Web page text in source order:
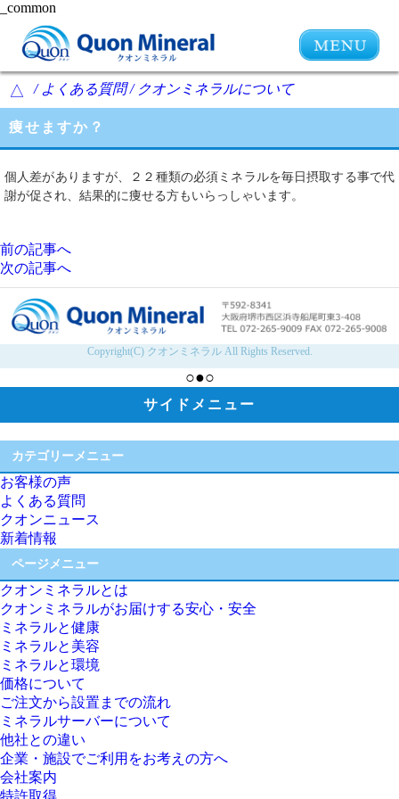
_common
△ / よくある質問 / クオンミネラルについて
痩せますか？
個人差がありますが、２２種類の必須ミネラルを毎日摂取する事で代
謝が促され、結果的に痩せる方もいらっしゃいます。
前の記事へ
次の記事へ
Copyright(C) クオンミネラル All Rights Reserved.
○●○
サイドメニュー
カテゴリーメニュー
お客様の声
よくある質問
クオンニュース
新着情報
ページメニュー
クオンミネラルとは
クオンミネラルがお届けする安心・安全
ミネラルと健康
ミネラルと美容
ミネラルと環境
価格について
ご注文から設置までの流れ
ミネラルサーバーについて
他社との違い
企業・施設でご利用をお考えの方へ
会社案内
特許取得